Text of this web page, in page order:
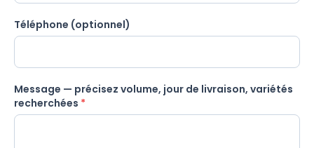
Téléphone (optionnel)
Message — précisez volume, jour de livraison, variétés
recherchées *